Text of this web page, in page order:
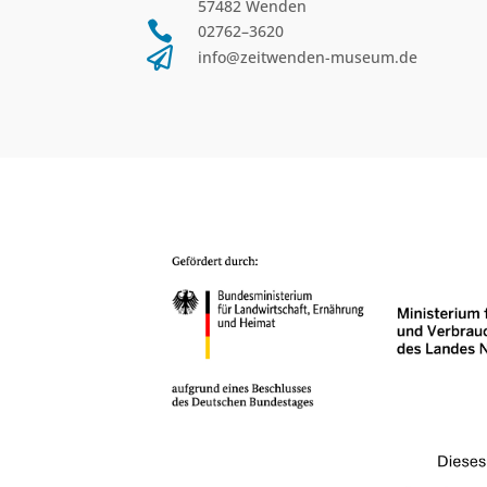
57482 Wenden
 02762–3620
 info@zeitwenden-museum.de